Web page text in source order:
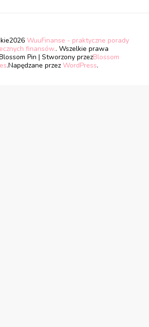
WuuFinanse - praktyczne porady
finansów.. Wszelkie prawa
Pin | Stworzony przezBlossom
.Napędzane przez WordPress.